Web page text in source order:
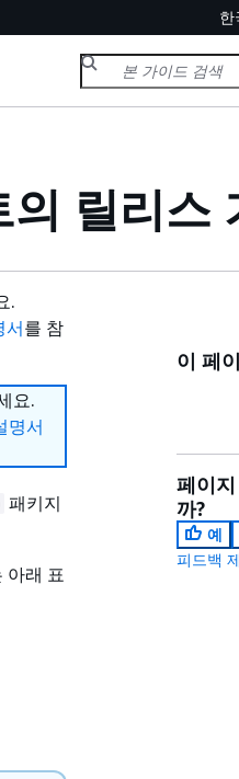
한
릴리스
.
서를 참
요.
명서
패키지
아래 표
이 페
페이
까?
예
피드백